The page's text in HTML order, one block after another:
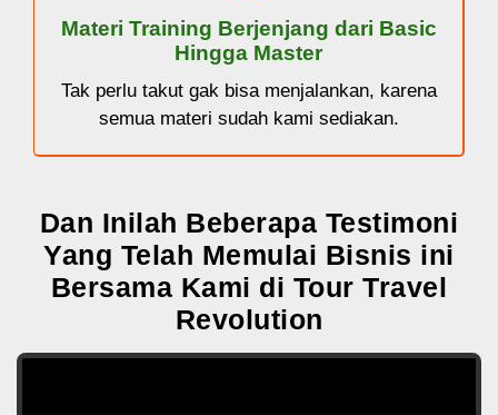
Materi Training Berjenjang dari Basic
Hingga Master
Tak perlu takut gak bisa menjalankan, karena
semua materi sudah kami sediakan.
Dan Inilah Beberapa Testimoni
Yang Telah Memulai Bisnis ini
Bersama Kami di Tour Travel
Revolution